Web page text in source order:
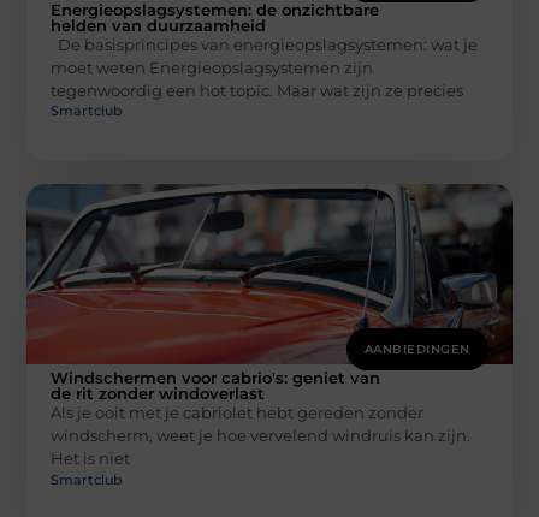
Energieopslagsystemen: de onzichtbare
helden van duurzaamheid
De basisprincipes van energieopslagsystemen: wat je
moet weten Energieopslagsystemen zijn
tegenwoordig een hot topic. Maar wat zijn ze precies
Smartclub
AANBIEDINGEN
Windschermen voor cabrio's: geniet van
de rit zonder windoverlast
Als je ooit met je cabriolet hebt gereden zonder
windscherm, weet je hoe vervelend windruis kan zijn.
Het is niet
Smartclub